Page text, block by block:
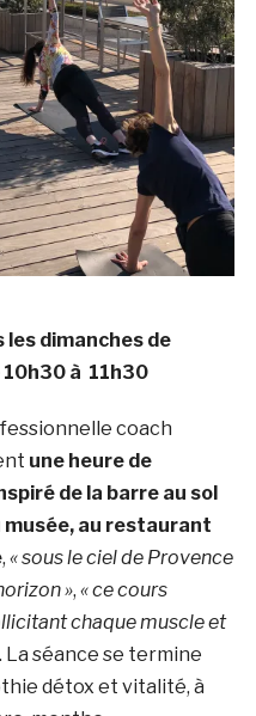
les dimanches de
à 11h30
coach
une heure de
de la barre au sol
au restaurant
, « sous le ciel de Provence
», « ce cours
chaque muscle et
La séance se termine
détox et vitalité, à